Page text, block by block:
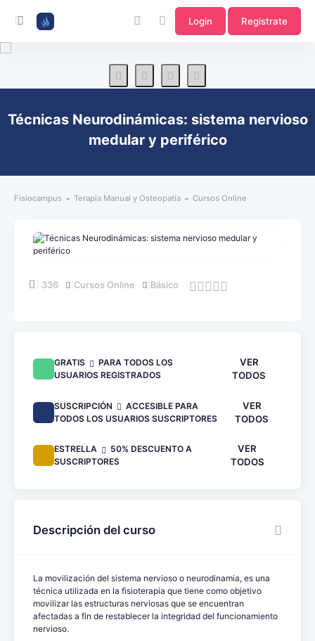
Login Registrate
Técnicas Neurodinámicas: sistema nervioso
medular y periférico
Fisiocampus Terapia Manual y Osteopatía Cursos Online
336 Cursos Online Básico
GRATIS
PARA TODOS LOS
USUARIOS REGISTRADOS
VER
TODOS
SUSCRIPCIÓN
ACCESIBLE PARA
TODOS LOS USUARIOS SUSCRIPTORES
VER
TODOS
ESTRELLA
50% DESCUENTO A
SUSCRIPTORES
VER
TODOS
Descripción del curso
La movilización del sistema nervioso o neurodinamia, es una
técnica utilizada en la fisioterapia que tiene como objetivo
movilizar las estructuras nerviosas que se encuentran
afectadas a fin de restablecer la integridad del funcionamiento
nervioso.